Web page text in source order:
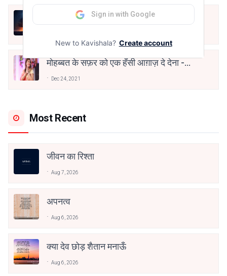
हिज्र पे ये रात भी
मोहब्बत के सफ़र को एक हँसी आग़ाज़ दे देना -
Dec 24, 2021
Most Recent
जीवन का रिश्ता
Aug 7, 2026
अपनत्व
Aug 6, 2026
क्या देव छोड़ शैतान मनाऊँ
Aug 6, 2026
Sign in with Google
New to Kavishala? Create account